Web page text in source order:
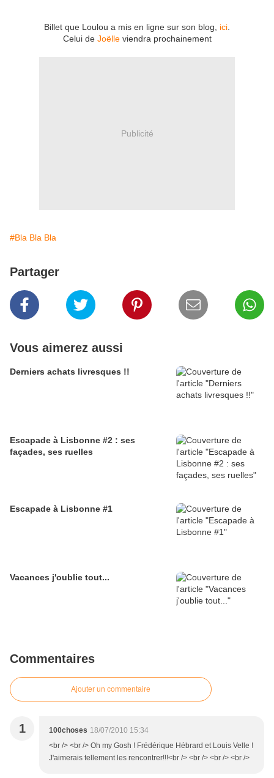
Billet que Loulou a mis en ligne sur son blog, ici
Celui de Joëlleviendra prochainement
Publicité
#Bla Bla Bla
Partager
Vous aimerez aussi
Derniers achats livresques !!
Escapade à Lisbonne #2 : ses
façades, ses ruelles
Escapade à Lisbonne #1
Vacances j'oublie tout...
Commentaires
Ajouter un commentaire
1 100choses 18/07/2010 15:34
<br /> <br /> Oh my Gosh ! Frédérique Hébrard et Louis Velle !
J'aimerais tellement les rencontrer!!!<br /> <br /> <br /> <br />